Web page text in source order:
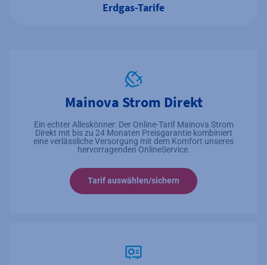
Erdgas-Tarife
Mainova Strom Direkt
Ein echter Alleskönner: Der Online-Tarif Mainova Strom
Direkt mit bis zu 24Monaten Preisgarantie kombiniert
eine verlässliche Versorgung mit dem Komfort unseres
hervorragenden OnlineService.
Tarif auswählen/sichern